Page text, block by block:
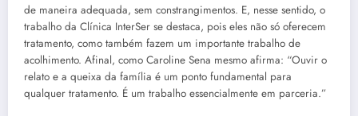
de maneira adequada, sem constrangimentos. E, nesse sentido, o
trabalho da Clínica InterSer se destaca, pois eles não só oferecem
tratamento, como também fazem um importante trabalho de
acolhimento. Afinal, como Caroline Sena mesmo afirma: “Ouvir o
relato e a queixa da família é um ponto fundamental para
qualquer tratamento. É um trabalho essencialmente em parceria.”